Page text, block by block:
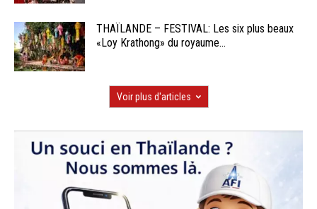
THAÏLANDE – FESTIVAL: Les six plus beaux
«Loy Krathong» du royaume...
Voir plus d'articles